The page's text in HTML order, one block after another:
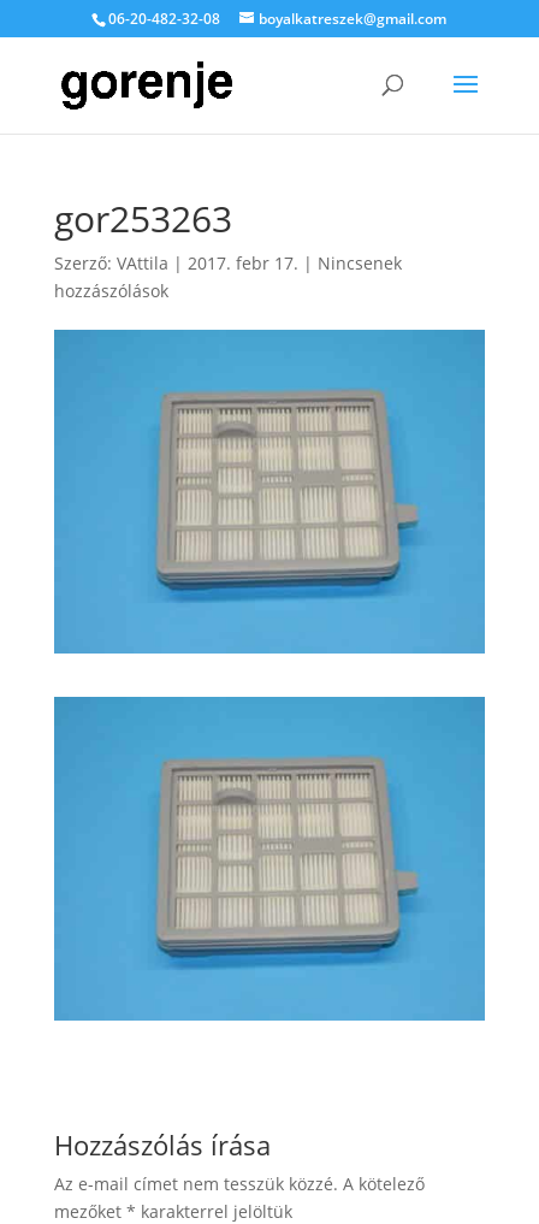
06-20-482-32-08 boyalkatreszek@gmail.com
gor253263
Szerző: VAttila | 2017. febr 17. | Nincsenek
hozzászólások
Hozzászólás írása
Az e-mail címet nem tesszük közzé. A kötelező
mezőket * karakterrel jelöltük